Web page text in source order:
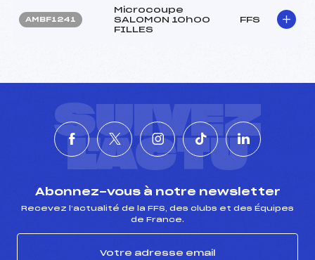
AMBF1241
Microcoupe
SALOMON 10h00
FILLES
FFS
SUIVEZ
L'ACTU
Abonnez-vous à notre newsletter
Recevez l’actualité de la FFS, des clubs et des Équipes
de France.